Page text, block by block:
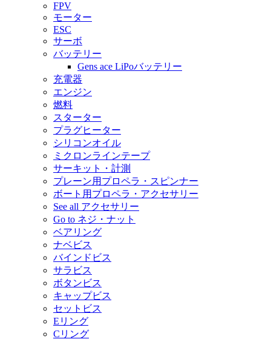
FPV
モーター
ESC
サーボ
バッテリー
Gens ace LiPoバッテリー
充電器
エンジン
燃料
スターター
プラグヒーター
シリコンオイル
ミクロンラインテープ
サーキット・計測
プレーン用プロペラ・スピンナー
ボート用プロペラ・アクセサリー
See all アクセサリー
Go to ネジ・ナット
ベアリング
ナベビス
バインドビス
サラビス
ボタンビス
キャップビス
セットビス
Eリング
Cリング